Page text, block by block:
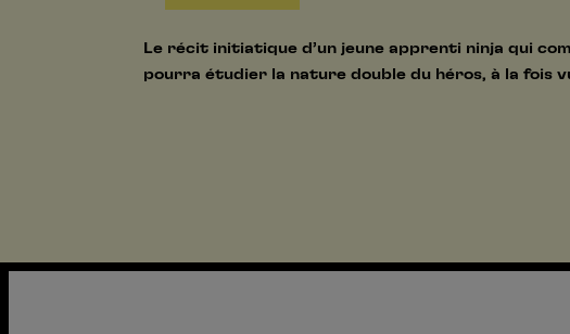
Le récit initiatique d’un jeune apprenti ninja qui
pourra étudier la nature double du héros, à la fois